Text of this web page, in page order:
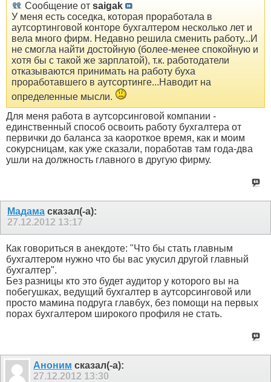
Сообщение от saigak
У меня есть соседка, которая проработала в
аутсортинговой конторе бухгалтером несколько лет и
вела много фирм. Недавно решила сменить работу...И
не смогла найти достойную (более-менее спокойную и
хотя бы с такой же зарплатой), т.к. работодатели
отказываются принимать на работу буха
проработавшего в аутсортинге...Наводит на
определенные мысли.
Для меня работа в аутсорсинговой компании -
единственный способ освоить работу бухгалтера от
первички до баланса за каороткое время, как и моим
сокурсницам, как уже сказали, поработав там года-два
ушли на должность главного в другую фирму.
Мадама сказал(-а):
27.12.2012 13:17
Как говориться в анекдоте: "Что бы стать главным
бухгалтером нужно что бы вас укусил другой главный
бухгалтер".
Без разницы кто это будет аудитор у которого вы на
побегушках, ведущий бухгалтер в аутсорсинговой или
просто мамина подруга главбух, без помощи на первых
порах бухгалтером широкого профиля не стать.
Аноним сказал(-а):
27.12.2012 13:30